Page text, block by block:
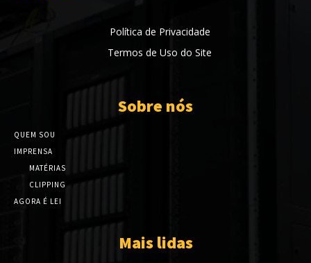
Política de Privacidade
Termos de Uso do Site
Sobre nós
QUEM SOU
IMPRENSA
MATÉRIAS
CLIPPING
AGORA É LEI
Mais lidas